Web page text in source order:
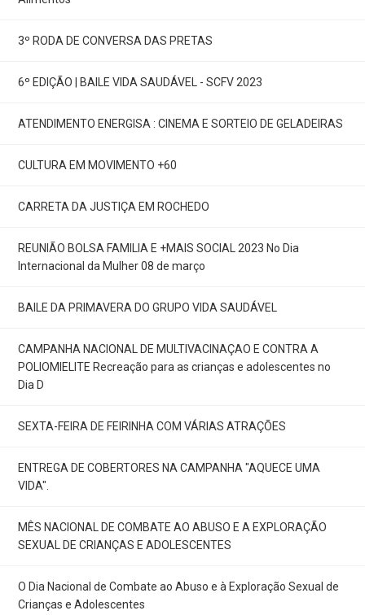
3º RODA DE CONVERSA DAS PRETAS
6º EDIÇÃO | BAILE VIDA SAUDÁVEL - SCFV 2023
ATENDIMENTO ENERGISA : CINEMA E SORTEIO DE GELADEIRAS
CULTURA EM MOVIMENTO +60
CARRETA DA JUSTIÇA EM ROCHEDO
REUNIÃO BOLSA FAMILIA E +MAIS SOCIAL 2023 No Dia
Internacional da Mulher 08 de março
BAILE DA PRIMAVERA DO GRUPO VIDA SAUDÁVEL
CAMPANHA NACIONAL DE MULTIVACINAÇAO E CONTRA A
POLIOMIELITE Recreação para as crianças e adolescentes no
Dia D
SEXTA-FEIRA DE FEIRINHA COM VÁRIAS ATRAÇÕES
ENTREGA DE COBERTORES NA CAMPANHA "AQUECE UMA
VIDA".
MÊS NACIONAL DE COMBATE AO ABUSO E A EXPLORAÇÃO
SEXUAL DE CRIANÇAS E ADOLESCENTES
O Dia Nacional de Combate ao Abuso e à Exploração Sexual de
Crianças e Adolescentes